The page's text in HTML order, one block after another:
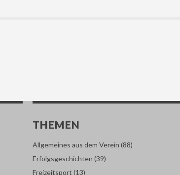
THEMEN
Allgemeines aus dem Verein (88)
Erfolgsgeschichten (39)
Freizeitsport (13)